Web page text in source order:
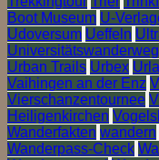
Boot Museum U-
Udoversum Ueffeln
Universitätswanderweg
Urban Trails Urbex
Vaihingen an der Enz
Vierschanzentournee
Heiligenkirchen
Wanderfakten wandern
Wanderpass-Check